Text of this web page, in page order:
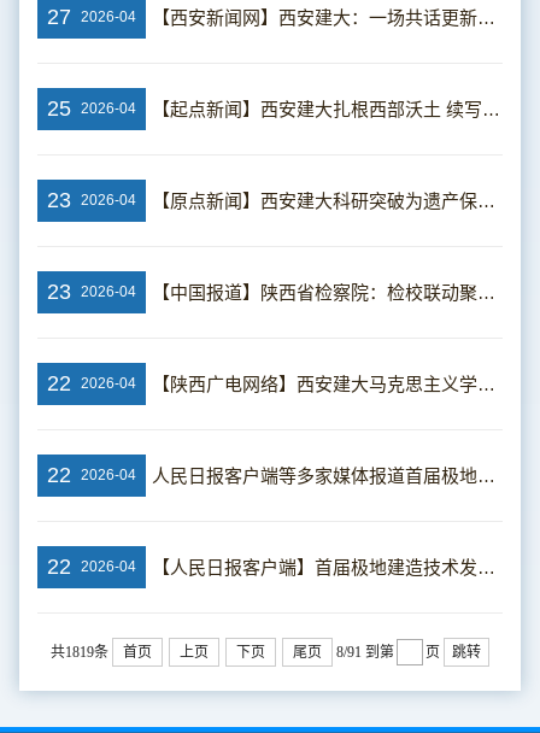
27 2026-04 【西安新闻网】西安建大：一场共话更新的中俄建筑之约
25 2026-04 【起点新闻】西安建大扎根西部沃土 续写西迁荣光
23 2026-04 【原点新闻】西安建大科研突破为遗产保护撑起“科技伞”
23 2026-04 【中国报道】陕西省检察院：检校联动聚合力 共筑安全防护墙
22 2026-04 【陕西广电网络】西安建大马克思主义学院教师做客陕西广电网络《理响“陕”耀·新时代课堂》栏目
22 2026-04 人民日报客户端等多家媒体报道首届极地建造技术发展与应用研讨会在西安举办
22 2026-04 【人民日报客户端】首届极地建造技术发展与应用研讨会在西安举办
共1819条 首页 上页 下页 尾页 8/91 到第 页 跳转